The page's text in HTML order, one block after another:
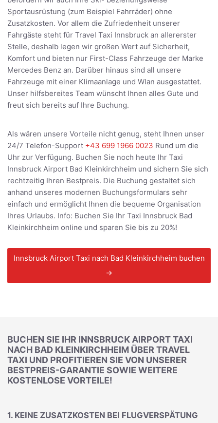
Sportausrüstung (zum Beispiel Fahrräder) ohne
Zusatzkosten. Vor allem die Zufriedenheit unserer
Fahrgäste steht für Travel Taxi Innsbruck an allererster
Stelle, deshalb legen wir großen Wert auf Sicherheit,
Komfort und bieten nur First-Class Fahrzeuge der Marke
Mercedes Benz an. Darüber hinaus sind all unsere
Fahrzeuge mit einer Klimaanlage und Wlan ausgestattet.
Unser hilfsbereites Team wünscht Ihnen alles Gute und
freut sich bereits auf Ihre Buchung.
Als wären unsere Vorteile nicht genug, steht Ihnen unser
24/7 Telefon-Support +43 699 1966 0023 Rund um die
Uhr zur Verfügung. Buchen Sie noch heute Ihr Taxi
Innsbruck Airport Bad Kleinkirchheim und sichern Sie sich
rechtzeitig Ihren Bestpreis. Die Buchung gestaltet sich
anhand unseres modernen Buchungsformulars sehr
einfach und ermöglicht Ihnen die bequeme Organisation
Ihres Urlaubs. Info: Buchen Sie Ihr Taxi Innsbruck Bad
Kleinkirchheim online und sparen Sie bis zu 20%!
Innsbruck Airport Taxi nach Bad Kleinkirchheim buchen
→
BUCHEN SIE IHR INNSBRUCK AIRPORT TAXI
NACH BAD KLEINKIRCHHEIM ÜBER TRAVEL
TAXI UND PROFITIEREN SIE VON UNSERER
BESTPREIS-GARANTIE SOWIE WEITERE
KOSTENLOSE VORTEILE!
1. KEINE ZUSATZKOSTEN BEI FLUGVERSPÄTUNG